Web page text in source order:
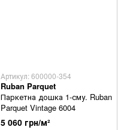
Артикул: 600000-354
Ruban Parquet
Паркетна дошка 1-сму. Ruban
Parquet Vintage 6004
5 060 грн/м²